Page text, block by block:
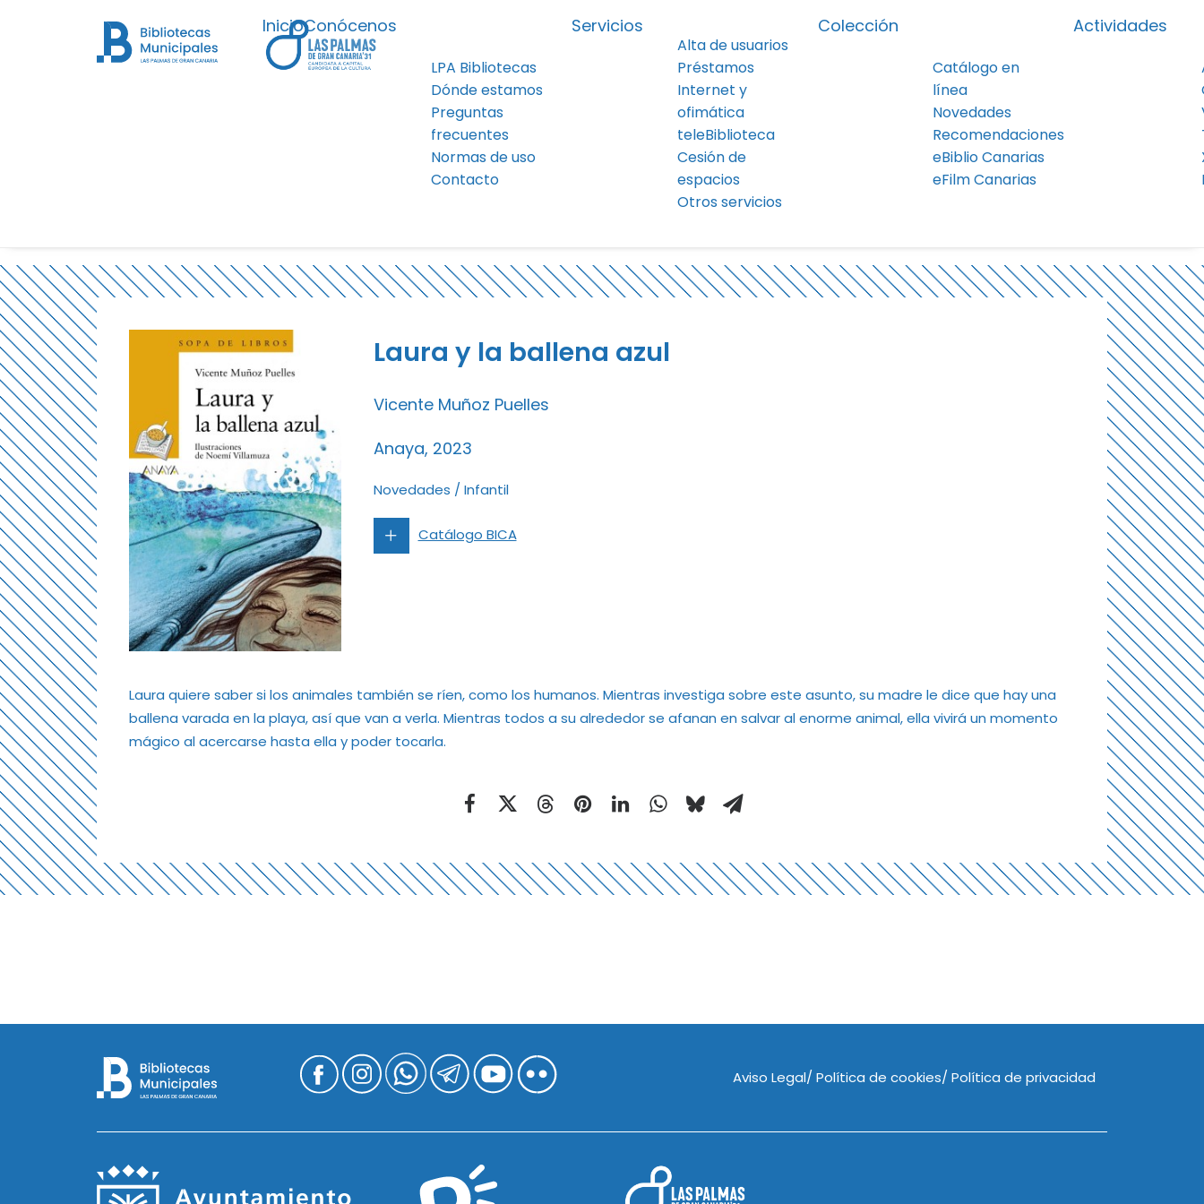
InicioConócenos
LPA Bibliotecas
Dónde estamos
Preguntas
frecuentes
Normas de uso
Contacto
Servicios
Alta de usuarios
Préstamos
Internet y
ofimática
teleBiblioteca
Cesión de
espacios
Otros servicios
Colección
Catálogo en
línea
Novedades
Recomendaciones
eBiblio Canarias
eFilm Canarias
Actividades
Laura y la ballena azul
Vicente Muñoz Puelles
Anaya, 2023
Novedades / Infantil
Catálogo BICA
Laura quiere saber si los animales también se ríen, como los humanos. Mientras investiga sobre este asunto, su madre le dice que hay una
ballena varada en la playa, así que van a verla. Mientras todos a su alrededor se afanan en salvar al enorme animal, ella vivirá un momento
mágico al acercarse hasta ella y poder tocarla.
Aviso Legal Política de cookies Política de privacidad